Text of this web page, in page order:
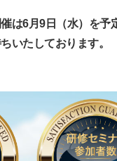
は6月9日（水）を予
いたしております。